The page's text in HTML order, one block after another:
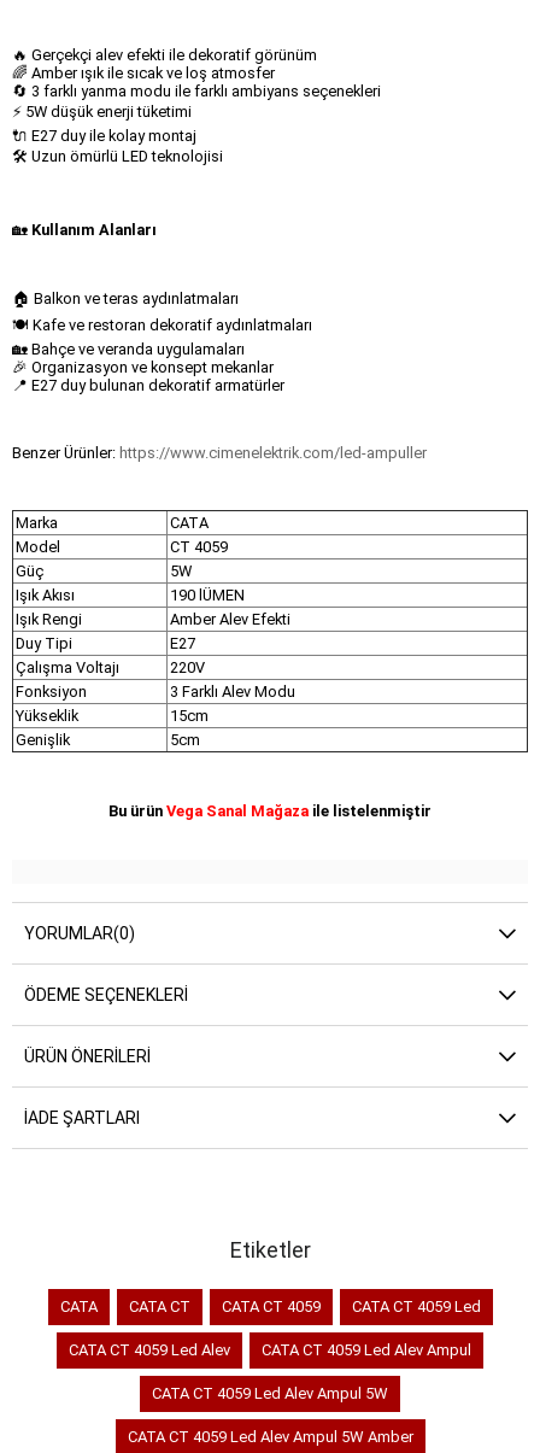
🔥 Gerçekçi alev efekti ile dekoratif görünüm
🌈 Amber ışık ile sıcak ve loş atmosfer
🔄 3 farklı yanma modu ile farklı ambiyans seçenekleri
⚡ 5W düşük enerji tüketimi
🔌 E27 duy ile kolay montaj
🛠️ Uzun ömürlü LED teknolojisi
🏡 Kullanım Alanları
🏠 Balkon ve teras aydınlatmaları
🍽️ Kafe ve restoran dekoratif aydınlatmaları
🏡 Bahçe ve veranda uygulamaları
🎉 Organizasyon ve konsept mekanlar
📍 E27 duy bulunan dekoratif armatürler
Benzer Ürünler: https://www.cimenelektrik.com/led-ampuller
Marka
CATA
Model
CT 4059
Güç
5W
Işık Akısı
190 lÜMEN
Işık Rengi
Amber Alev Efekti
Duy Tipi
E27
Çalışma Voltajı
220V
Fonksiyon
3 Farklı Alev Modu
Yükseklik
15cm
Genişlik
5cm
Bu ürün Vega Sanal Mağaza ile listelenmiştir
YORUMLAR(0)
ÖDEME SEÇENEKLERI
ÜRÜN ÖNERILERI
İADE ŞARTLARI
Etiketler
CATA CATA CT CATA CT 4059 CATA CT 4059 Led
CATA CT 4059 Led Alev CATA CT 4059 Led Alev Ampul
CATA CT 4059 Led Alev Ampul 5W
CATA CT 4059 Led Alev Ampul 5W Amber